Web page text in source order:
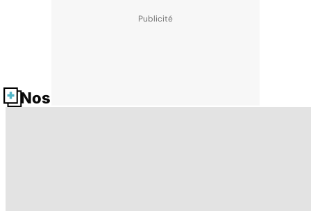
Nos fiches santé